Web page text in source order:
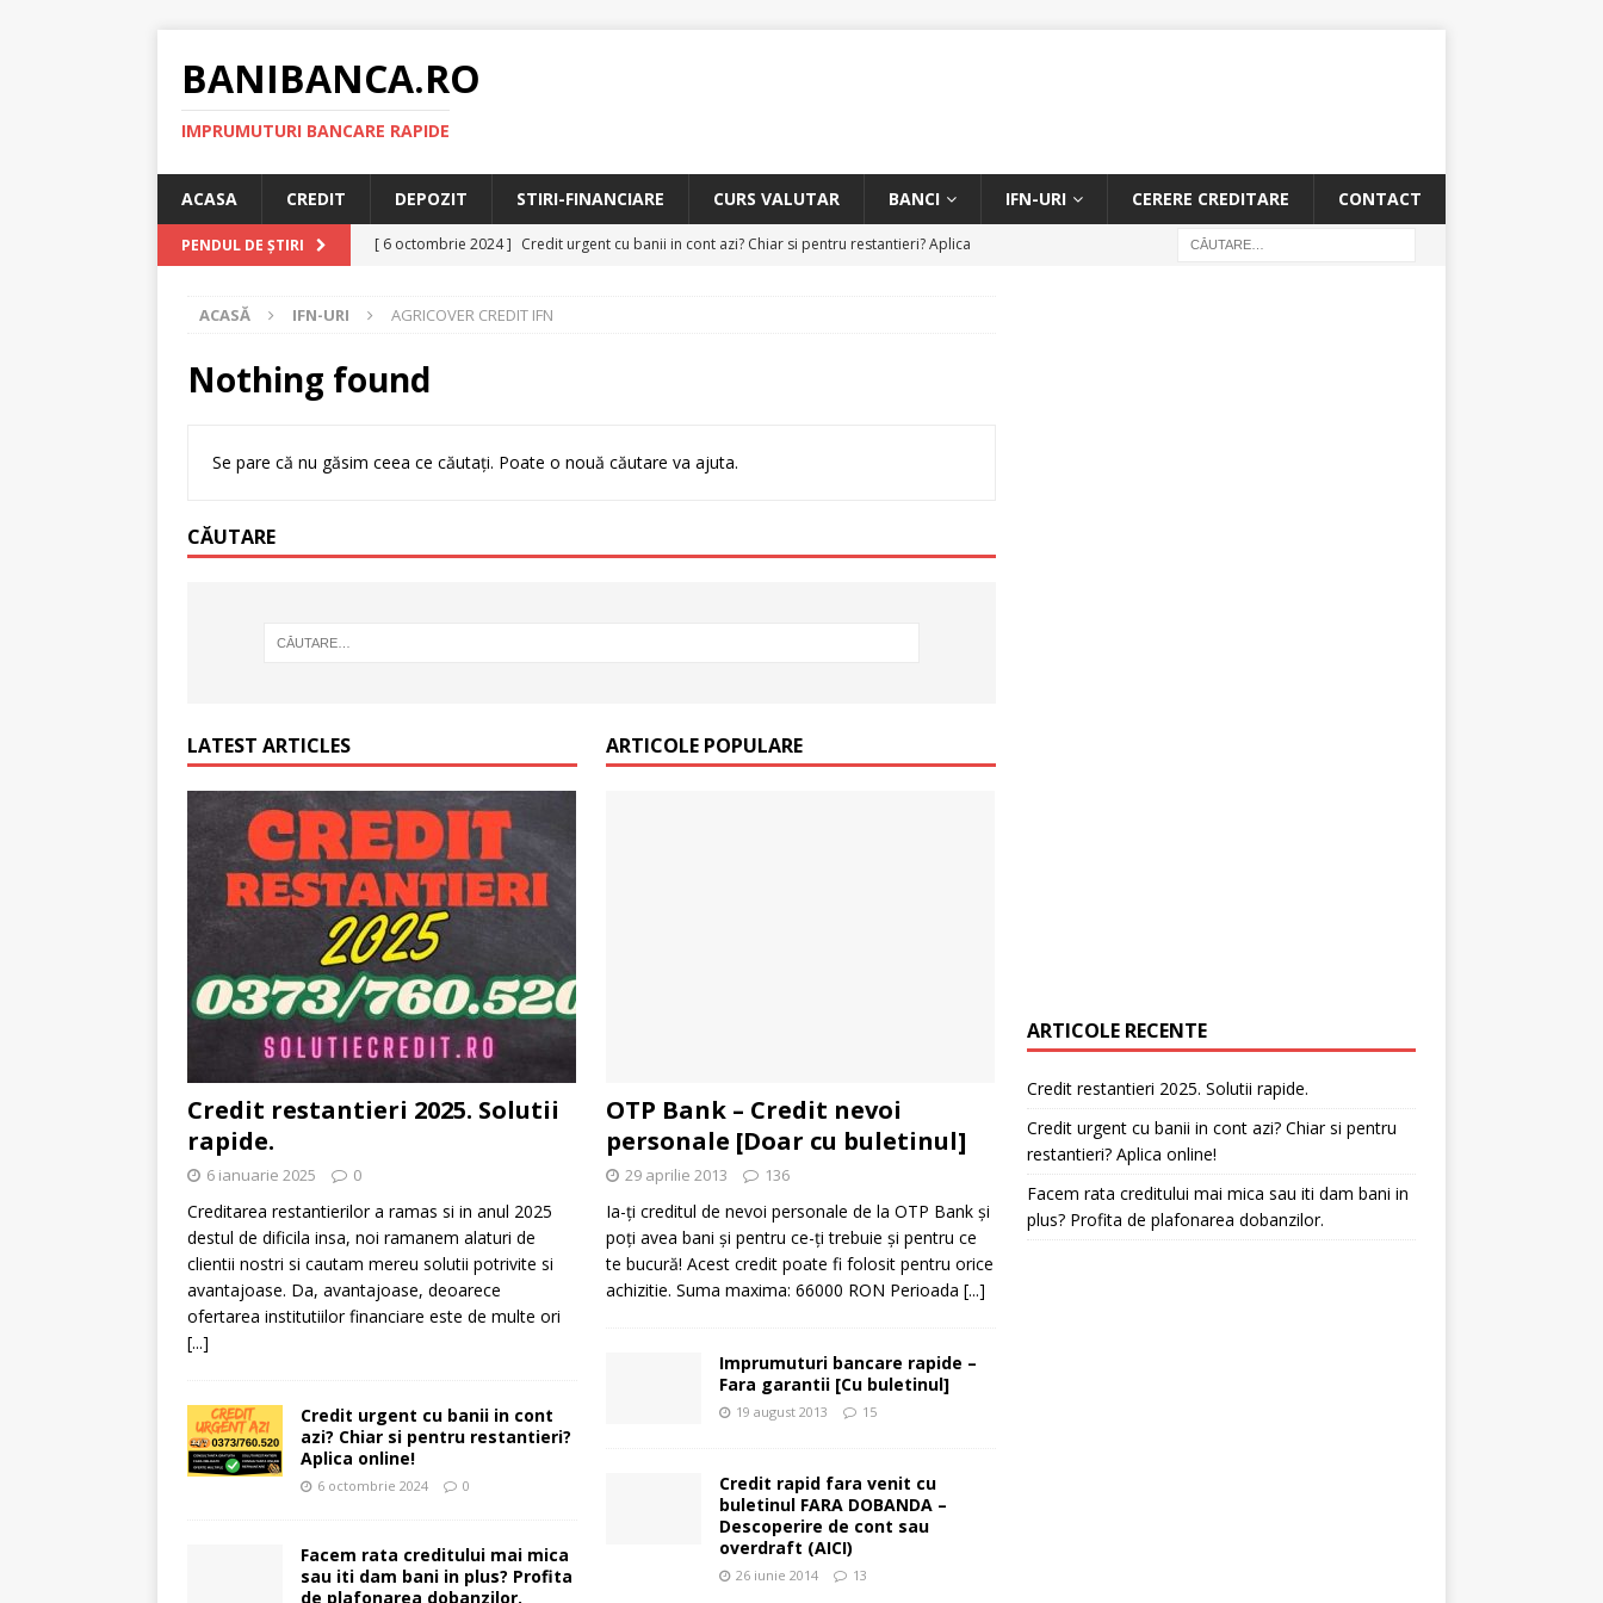
BANIBANCA.RO
IMPRUMUTURI BANCARE RAPIDE
ACASA CREDIT DEPOZIT STIRI-FINANCIARE CURS VALUTAR BANCI IFN-URI CERERE CREDITARE CONTACT
PENDUL DE ȘTIRI [ 6 octombrie 2024 ] Credit urgent cu banii in cont azi? Chiar si pentru restantieri? Aplica
[ 8 septembrie 2024 ]
Facem rata creditului mai mica sau iti dam bani in plus? Profita de
plafonarea dobanzilor.
ACASĂ IFN-URI AGRICOVER CREDIT IFN
Nothing found
Se pare că nu găsim ceea ce căutați. Poate o nouă căutare va ajuta.
CĂUTARE
LATEST ARTICLES
Credit restantieri 2025. Solutii
rapide.
6 ianuarie 2025 0
Creditarea restantierilor a ramas si in anul 2025
destul de dificila insa, noi ramanem alaturi de
clientii nostri si cautam mereu solutii potrivite si
avantajoase. Da, avantajoase, deoarece
ofertarea institutiilor financiare este de multe ori
[...]
Credit urgent cu banii in cont
azi? Chiar si pentru restantieri?
Aplica online!
6 octombrie 2024 0
Facem rata creditului mai mica
sau iti dam bani in plus? Profita
de plafonarea dobanzilor.
ARTICOLE POPULARE
OTP Bank – Credit nevoi
personale [Doar cu buletinul]
29 aprilie 2013 136
Ia-ți creditul de nevoi personale de la OTP Bank și
poți avea bani și pentru ce-ți trebuie și pentru ce
te bucură! Acest credit poate fi folosit pentru orice
achizitie. Suma maxima: 66000 RON Perioada [...]
Imprumuturi bancare rapide –
Fara garantii [Cu buletinul]
19 august 2013 15
Credit rapid fara venit cu
buletinul FARA DOBANDA –
Descoperire de cont sau
overdraft (AICI)
26 iunie 2014 13
ARTICOLE RECENTE
Credit restantieri 2025. Solutii rapide.
Credit urgent cu banii in cont azi? Chiar si pentru
restantieri? Aplica online!
Facem rata creditului mai mica sau iti dam bani in
plus? Profita de plafonarea dobanzilor.